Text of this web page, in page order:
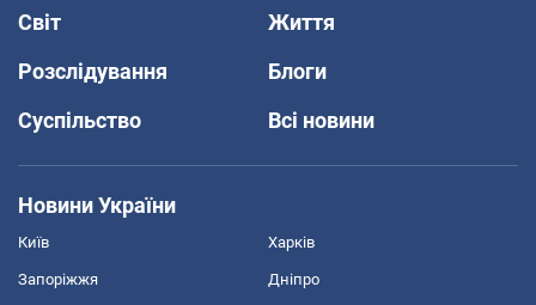
Світ
Життя
Розслідування
Блоги
Суспільство
Всі новини
Новини України
Київ Харків
Запоріжжя Дніпро